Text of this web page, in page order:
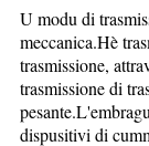
U modu di
meccanica.Hè
trasmissione,
trasmissione di
dispusitivi di